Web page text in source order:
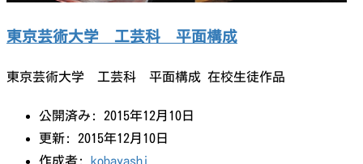
東京芸術大学 工芸科 平面構成
東京芸術大学 工芸科 平面構成 在校生徒作品
公開済み: 2015年12月10日
更新: 2015年12月10日
作成者:
kobayashi